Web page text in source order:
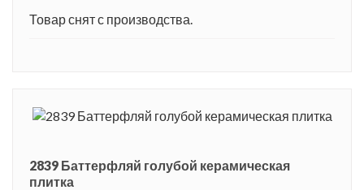
Товар снят с производства.
2839 Баттерфляй голубой керамическая
плитка